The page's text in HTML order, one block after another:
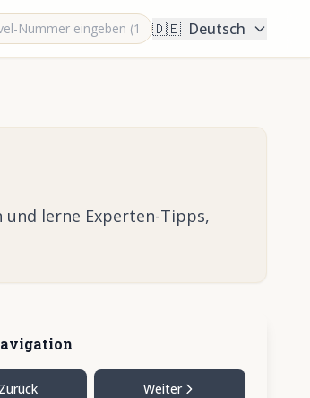
🇩🇪 Deutsch
lerne Experten-Tipps,
Zurück Weiter